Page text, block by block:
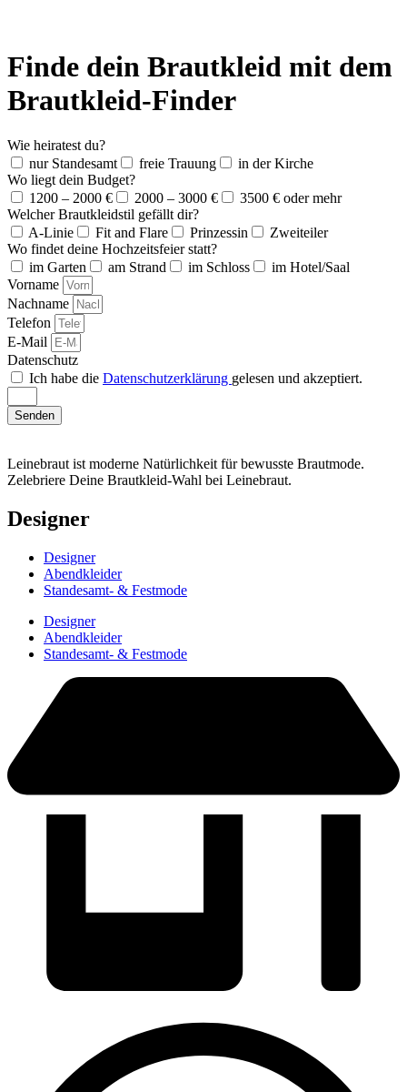
Finde dein Brautkleid mit dem
Brautkleid-Finder
Wie heiratest du?
nur Standesamt
freie Trauung
in der Kirche
Wo liegt dein Budget?
1200 – 2000 €
2000 – 3000 €
3500 € oder mehr
Welcher Brautkleidstil gefällt dir?
A-Linie
Fit and Flare Prinzessin
Zweiteiler
Wo findet deine Hochzeitsfeier statt?
im Garten
am Strand im Schloss
im Hotel/Saal
Vorname
Nachname
Telefon
E-Mail
Datenschutz
Ich habe die Datenschutzerklärung gelesen und akzeptiert.
Senden
Leinebraut ist moderne Natürlichkeit für bewusste Brautmode.
Zelebriere Deine Brautkleid-Wahl bei Leinebraut.
Designer
Designer
Abendkleider
Standesamt- & Festmode
Designer
Abendkleider
Standesamt- & Festmode